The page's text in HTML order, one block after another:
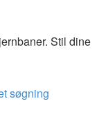
Stil dine
søgning